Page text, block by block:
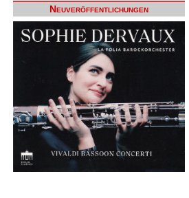
Neuveröffentlichungen